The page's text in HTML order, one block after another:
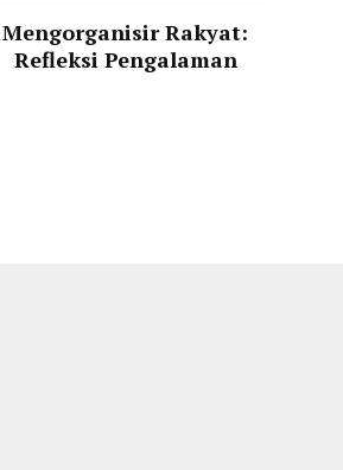
Mengorganisir Rakyat:
Refleksi Pengalaman